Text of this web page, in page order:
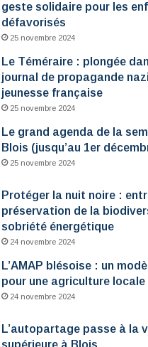
geste solidaire pour les
défavorisés
25 novembre 2024
Le Téméraire : plongée
journal de propagande
jeunesse française
25 novembre 2024
Le grand agenda de la
Blois (jusqu’au 1er
25 novembre 2024
Protéger la nuit noire :
préservation de la
sobriété énergétique
24 novembre 2024
L’AMAP blésoise : un
pour une agriculture
24 novembre 2024
L’autopartage passe à la
supérieure à Blois